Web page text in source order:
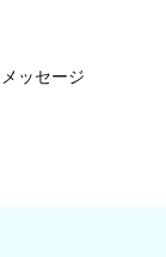
メッセージ